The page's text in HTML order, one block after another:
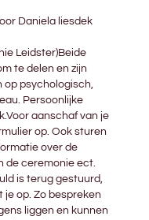
Daniela liesdek
Leidster)Beide
te delen en zijn
op psychologisch,
Persoonlijke
aanschaf van je
op. Ook sturen
over de
de ceremonie ect.
is terug gestuurd,
op. Zo bespreken
liggen en kunnen